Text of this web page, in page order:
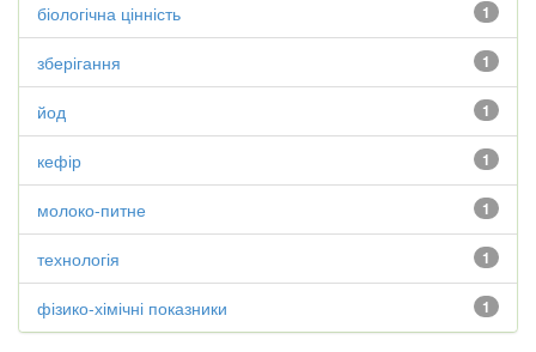
1
біологічна цінність
1
зберігання
1
йод
1
кефір
1
молоко-питне
1
технологія
1
фізико-хімічні показники